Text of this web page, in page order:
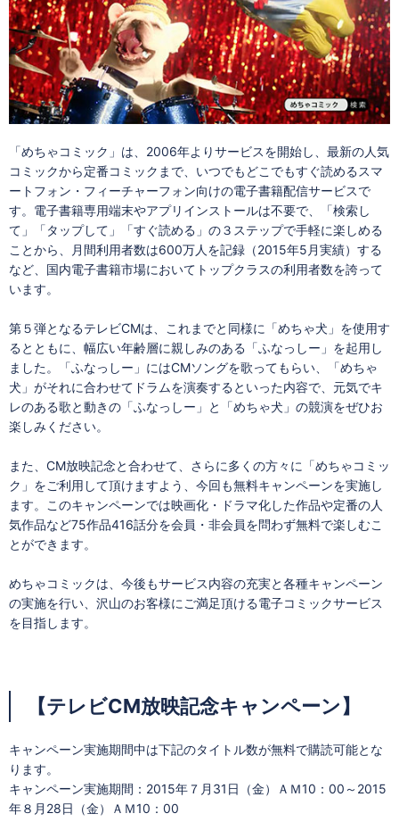
「めちゃコミック」は、2006年よりサービスを開始し、最新の人気
コミックから定番コミックまで、いつでもどこでもすぐ読めるスマ
ートフォン・フィーチャーフォン向けの電子書籍配信サービスで
す。電子書籍専用端末やアプリインストールは不要で、「検索し
て」「タップして」「すぐ読める」の３ステップで手軽に楽しめる
ことから、月間利用者数は600万人を記録（2015年5月実績）する
など、国内電子書籍市場においてトップクラスの利用者数を誇って
います。
第５弾となるテレビCMは、これまでと同様に「めちゃ犬」を使用す
るとともに、幅広い年齢層に親しみのある「ふなっしー」を起用し
ました。「ふなっしー」にはCMソングを歌ってもらい、「めちゃ
犬」がそれに合わせてドラムを演奏するといった内容で、元気でキ
レのある歌と動きの「ふなっしー」と「めちゃ犬」の競演をぜひお
楽しみください。
また、CM放映記念と合わせて、さらに多くの方々に「めちゃコミッ
ク」をご利用して頂けますよう、今回も無料キャンペーンを実施し
ます。このキャンペーンでは映画化・ドラマ化した作品や定番の人
気作品など75作品416話分を会員・非会員を問わず無料で楽しむこ
とができます。
めちゃコミックは、今後もサービス内容の充実と各種キャンペーン
の実施を行い、沢山のお客様にご満足頂ける電子コミックサービス
を目指します。
【テレビCM放映記念キャンペーン】
キャンペーン実施期間中は下記のタイトル数が無料で購読可能とな
ります。
キャンペーン実施期間：2015年７月31日（金）ＡＭ10：00～2015
年８月28日（金）ＡＭ10：00